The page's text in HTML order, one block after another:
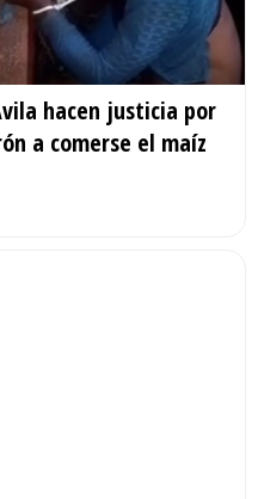
hacen justicia por
a comerse el maíz